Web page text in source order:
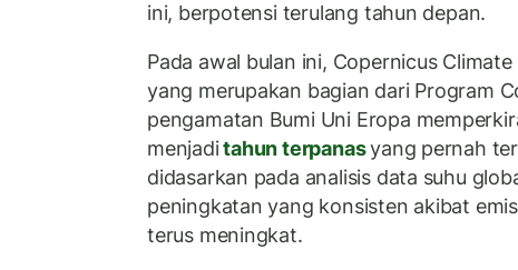
ini, berpotensi terulang tahun depan.
Pada awal bulan ini, Copernicus
yang merupakan bagian dari Program
pengamatan Bumi Uni Eropa
menjaditahun terpanasyang pernah
didasarkan pada analisis data suhu
peningkatan yang konsisten akibat
terus meningkat.